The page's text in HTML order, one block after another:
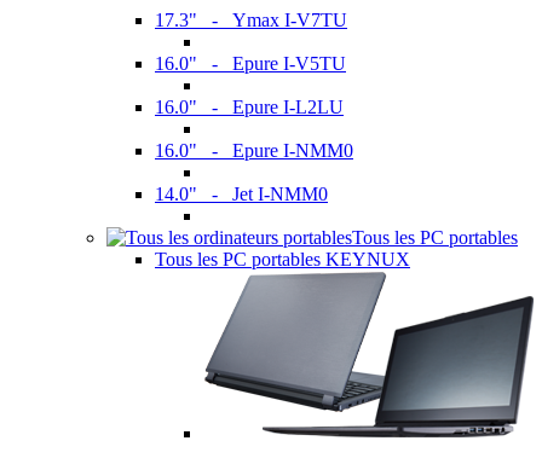
17.3" - Ymax I-V7TU
16.0" - Epure I-V5TU
16.0" - Epure I-L2LU
16.0" - Epure I-NMM0
14.0" - Jet I-NMM0
Tous les PC portables
Tous les PC portables KEYNUX